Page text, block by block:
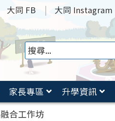
大同 FB 大同 Instagram
家長專區 升學資訊
合工作坊